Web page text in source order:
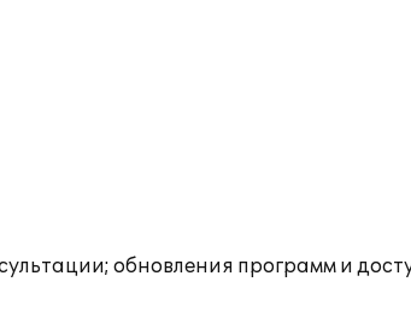
обновления программ и